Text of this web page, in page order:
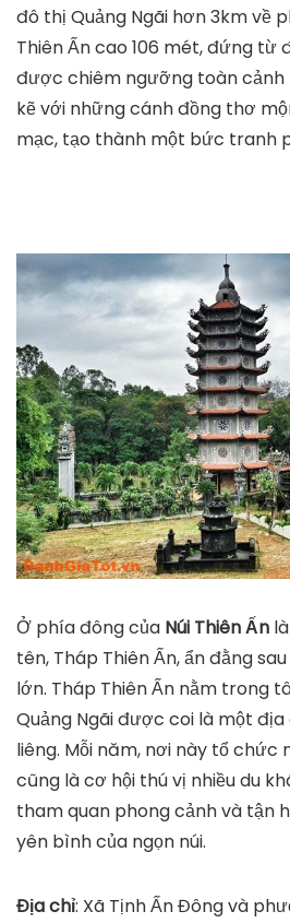
đô thị Quảng Ngãi hơn 3km về
Thiên Ấn cao 106 mét, đứng từ
được chiêm ngưỡng toàn cảnh
kẽ với những cánh đồng thơ
mạc, tạo thành một bức tranh
Ở phía đông của Núi Thiên Ấn
tên, Tháp Thiên Ấn, ẩn đằng
lớn. Tháp Thiên Ấn nằm trong
Quảng Ngãi được coi là một
liêng. Mỗi năm, nơi này tổ chức
cũng là cơ hội thú vị nhiều du
tham quan phong cảnh và tận
yên bình của ngọn núi.
Địa chỉ: Xã Tịnh Ấn Đông và